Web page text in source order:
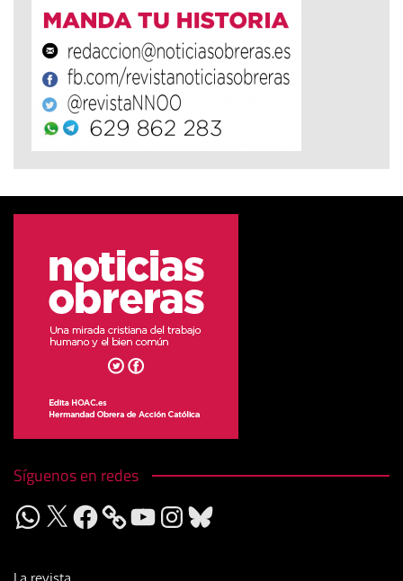
Síguenos en redes
WhatsApp
X Facebook YouTubeInstagram
Bluesky
La revista